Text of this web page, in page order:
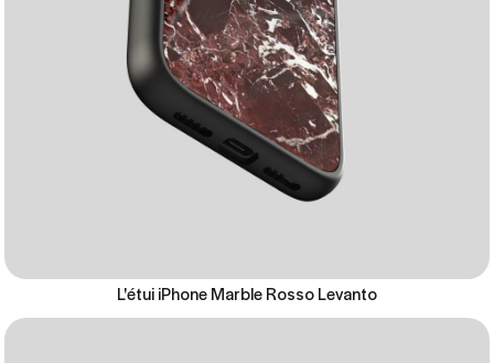
L'étui iPhone Marble Rosso Levanto